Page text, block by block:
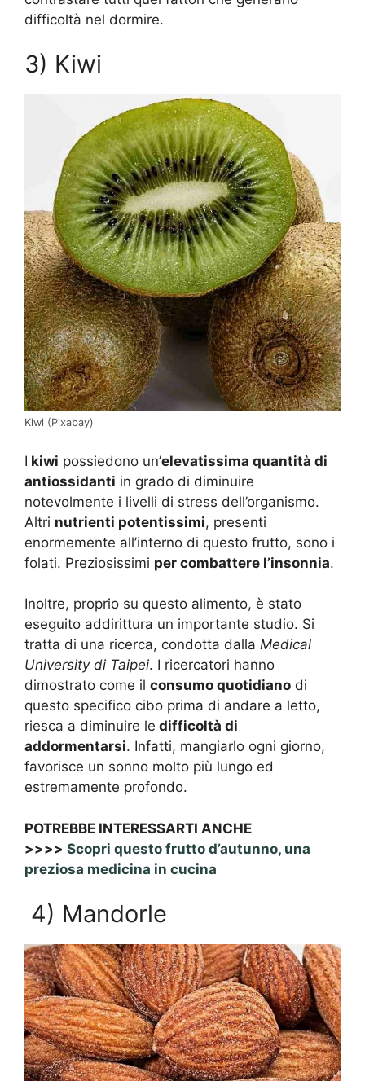
difficoltà nel dormire.
3) Kiwi
Kiwi (Pixabay)
I kiwi possiedono un’elevatissima quantità di
antiossidanti in grado di diminuire
notevolmente i livelli di stress dell’organismo.
Altri nutrienti potentissimi, presenti
enormemente all’interno di questo frutto, sono i
folati. Preziosissimi per combattere l’insonnia.
Inoltre, proprio su questo alimento, è stato
eseguito addirittura un importante studio. Si
tratta di una ricerca, condotta dalla Medical
University di Taipei. I ricercatori hanno
dimostrato come il consumo quotidiano di
questo specifico cibo prima di andare a letto,
riesca a diminuire le difficoltà di
addormentarsi. Infatti, mangiarlo ogni giorno,
favorisce un sonno molto più lungo ed
estremamente profondo.
POTREBBE INTERESSARTI ANCHE
>>>> Scopri questo frutto d’autunno, una
preziosa medicina in cucina
4) Mandorle